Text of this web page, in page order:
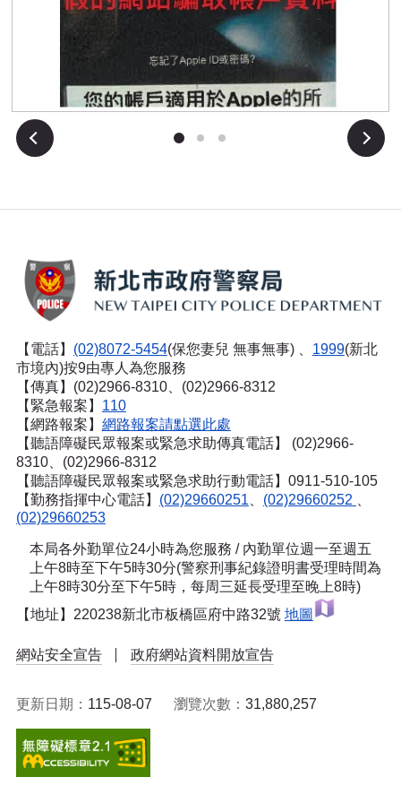
「快遞包裹已發，請您查收」一封簡訊也是詐騙!
下一張
【電話】 (02)8072-5454(保您妻兒 無事無事) 、 1999(新北
市境內)按9由專人為您服務
【傳真】(02)2966-8310、(02)2966-8312
【緊急報案】 110
【網路報案】 網路報案請點選此處
【聽語障礙民眾報案或緊急求助傳真電話】
(02)2966-
8310、(02)2966-8312
【聽語障礙民眾報案或緊急求助行動電話】0911-510-105
【勤務指揮中心電話】 (02)29660251 (02)29660252
(02)29660253
本局各外勤單位24小時為您服務 / 內勤單位週一至週五
上午8時至下午5時30分(警察刑事紀錄證明書受理時間為
上午8時30分至下午5時，每周三延長受理至晚上8時)
【地址】220238新北市板橋區府中路32號 地圖
網站安全宣告 政府網站資料開放宣告
更新日期： 115-08-07 瀏覽次數： 31,880,257